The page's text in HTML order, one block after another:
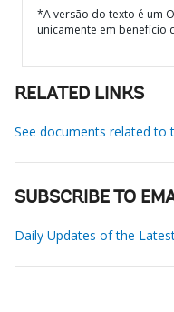
*A versão do texto é um
unicamente em benefício
RELATED LINKS
See documents related to
SUBSCRIBE TO
Daily Updates of the